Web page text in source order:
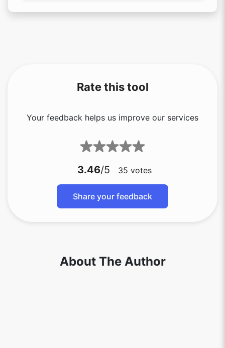
Rate this tool
Your feedback helps us improve our services
3.46/5 35 votes
Share your feedback
About The Author